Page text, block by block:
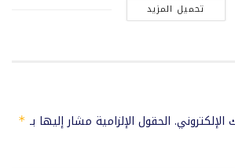
تحميل المزيد
الحقول الإلزامية مشار إليها بـ *